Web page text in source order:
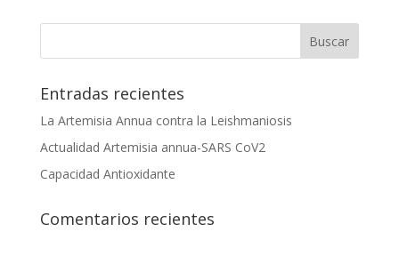
Entradas recientes
La Artemisia Annua contra la Leishmaniosis
Actualidad Artemisia annua-SARS CoV2
Capacidad Antioxidante
Comentarios recientes